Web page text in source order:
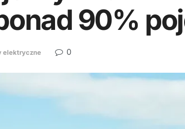
90%
elektryczne 0